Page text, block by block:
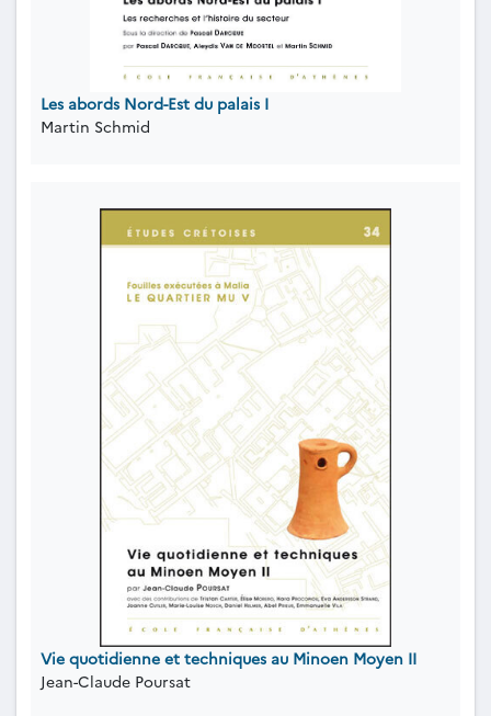
Les abords Nord-Est du palais I
Martin Schmid
Vie quotidienne et techniques au Minoen Moyen II
Jean-Claude Poursat